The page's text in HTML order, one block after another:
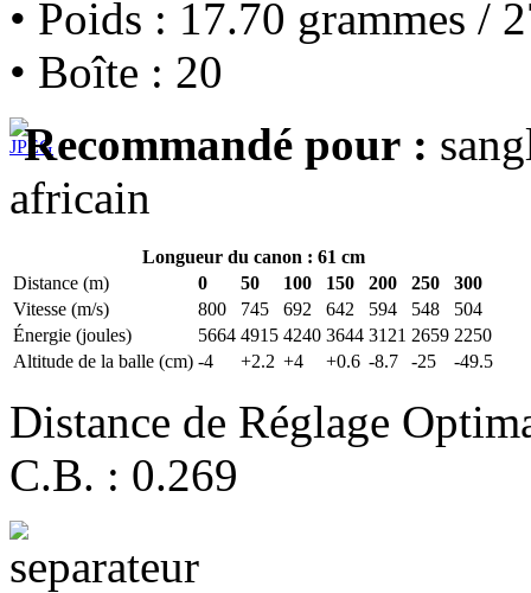
• Poids : 17.70 grammes /
• Boîte : 20
Recommandé pour :
africain
Longueur du canon : 61 cm
Distance (m)
0 50 100 150 200 250
300
Vitesse (m/s)
800 745 692 642 594 548
504
Énergie (joules)
5664 4915 4240 3644 3121 2659 2250
Altitude de la balle (cm) -4 +2.2 +4 +0.6 -8.7 -25 -49.5
Distance de Réglage
C.B. : 0.269